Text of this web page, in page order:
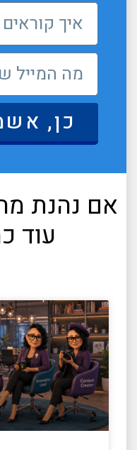
כן,
אם נהנת
עוד